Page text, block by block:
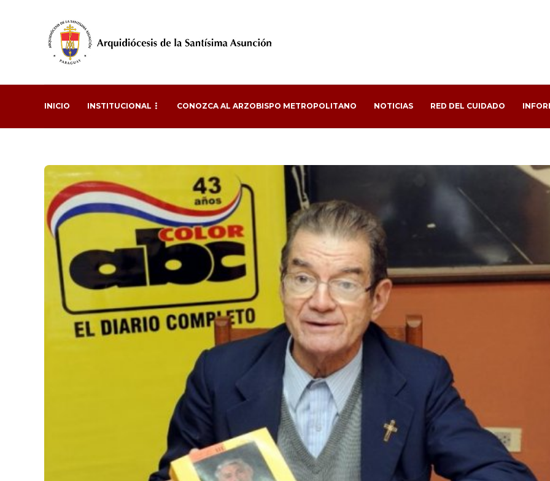
INICIO INSTITUCIONAL CONOZCA AL ARZOBISPO METROPOLITANO NOTICIAS RED DEL CUIDADO